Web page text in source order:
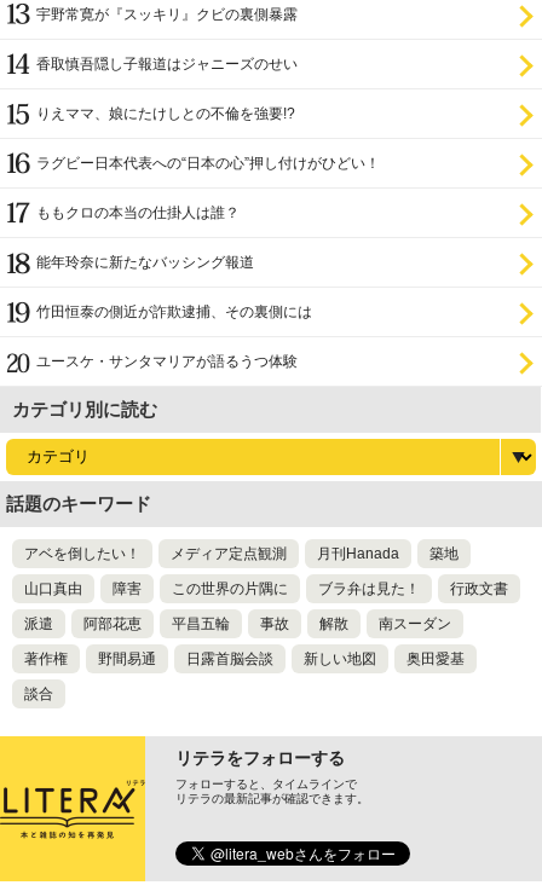
宇野常寛が『スッキリ』クビの裏側暴露
香取慎吾隠し子報道はジャニーズのせい
りえママ、娘にたけしとの不倫を強要!?
ラグビー日本代表への“日本の心”押し付けがひどい！
ももクロの本当の仕掛人は誰？
能年玲奈に新たなバッシング報道
竹田恒泰の側近が詐欺逮捕、その裏側には
ユースケ・サンタマリアが語るうつ体験
カテゴリ別に読む
話題のキーワード
アベを倒したい！ メディア定点観測 月刊Hanada 築地
山口真由 障害 この世界の片隅に ブラ弁は見た！ 行政文書
派遣 阿部花恵 平昌五輪 事故 解散 南スーダン
著作権 野間易通 日露首脳会談 新しい地図 奥田愛基
談合
リテラをフォローする
フォローすると、タイムラインで
リテラの最新記事が確認できます。